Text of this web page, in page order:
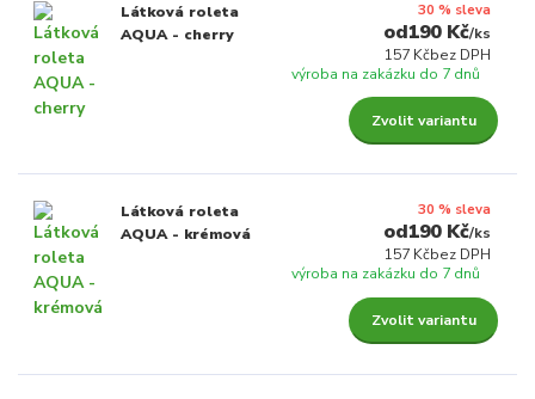
Látková roleta
AQUA - cherry
30 % sleva
190 Kč/ks
157 Kčbez DPH
výroba na zakázku do 7 dnů
Zvolit variantu
Látková roleta
AQUA - krémová
30 % sleva
190 Kč/ks
157 Kčbez DPH
výroba na zakázku do 7 dnů
Zvolit variantu